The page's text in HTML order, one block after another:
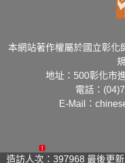
本網站著作權屬於國立彰化
地址：500彰化市
電話：
E-Mail：
造訪人次：397968 最後更